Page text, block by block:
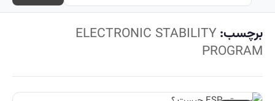
برچسب:ELECTRONIC STABILITY
PROGRAM